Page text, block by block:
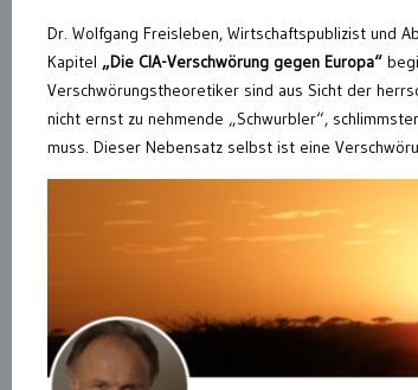
Dr. Wolfgang Freisleben, Wirtschaftspublizist und
Kapitel „Die CIA-Verschwörung gegen Europa“
Verschwörungstheoretiker sind aus Sicht der
nicht ernst zu nehmende „Schwurbler“,
muss. Dieser Nebensatz selbst ist eine